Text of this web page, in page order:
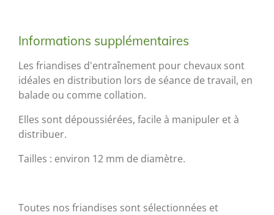
Informations supplémentaires
Les friandises d'entraînement pour chevaux sont
idéales en distribution lors de séance de travail, en
balade ou comme collation.
Elles sont dépoussiérées, facile à manipuler et à
distribuer.
Tailles : environ 12 mm de diamètre.
Toutes nos friandises sont sélectionnées et